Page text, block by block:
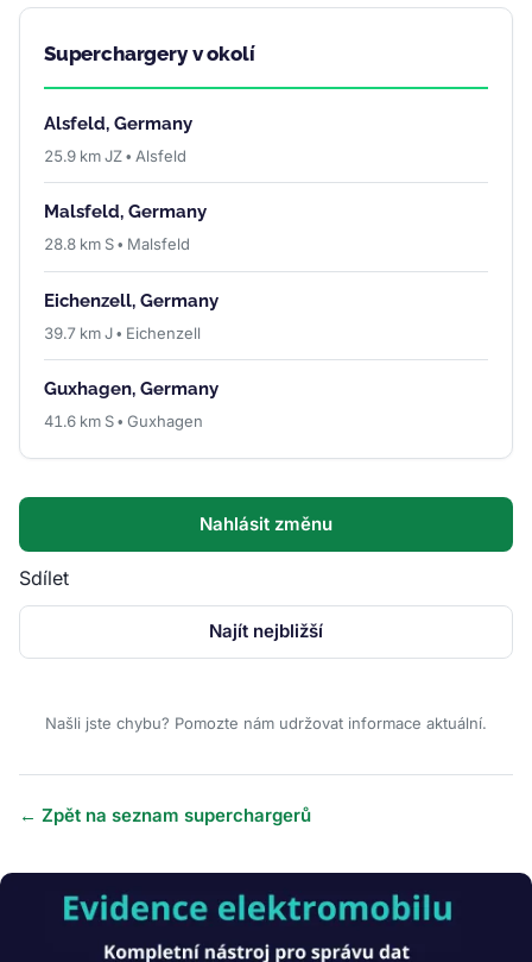
Superchargery v okolí
Alsfeld, Germany
25.9 km JZ • Alsfeld
Malsfeld, Germany
28.8 km S • Malsfeld
Eichenzell, Germany
39.7 km J • Eichenzell
Guxhagen, Germany
41.6 km S • Guxhagen
Nahlásit změnu
Sdílet
Najít nejbližší
Našli jste chybu? Pomozte nám udržovat informace aktuální.
← Zpět na seznam superchargerů
Obrázek